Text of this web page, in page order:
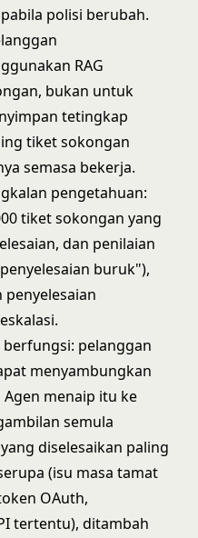
polisi berubah.
RAG
bukan untuk
tetingkap
tiket sokongan
semasa bekerja.
pengetahuan:
tiket sokongan yang
dan penilaian
buruk"),
pelanggan
menyambungkan
menaip itu ke
semula
diselesaikan paling
(isu masa tamat
OAuth,
tertentu), ditambah